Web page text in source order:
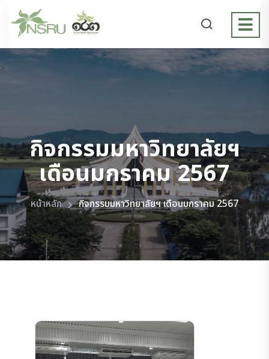
>
กิจกรรมมหาวิทยาลัยฯ
เดือนมกราคม 2567
หน้าหลัก กิจกรรมมหาวิทยาลัยฯ เดือนมกราคม 2567